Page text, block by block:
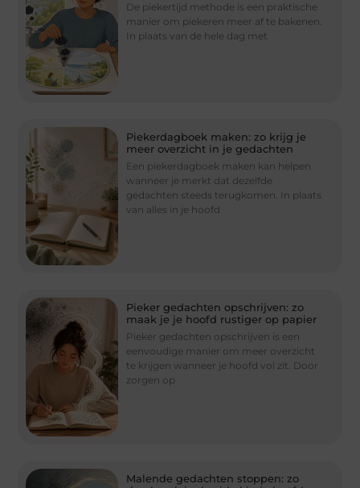
De piekertijd methode is een praktische
manier om piekeren meer af te bakenen.
In plaats van de hele dag met
Piekerdagboek maken: zo krijg je
meer overzicht in je gedachten
Een piekerdagboek maken kan helpen
wanneer je merkt dat dezelfde
gedachten steeds terugkomen. In plaats
van alles in je hoofd
Pieker gedachten opschrijven: zo
maak je je hoofd rustiger op papier
Pieker gedachten opschrijven is een
eenvoudige manier om meer overzicht
te krijgen wanneer je hoofd vol zit. Door
zorgen op
Malende gedachten stoppen: zo